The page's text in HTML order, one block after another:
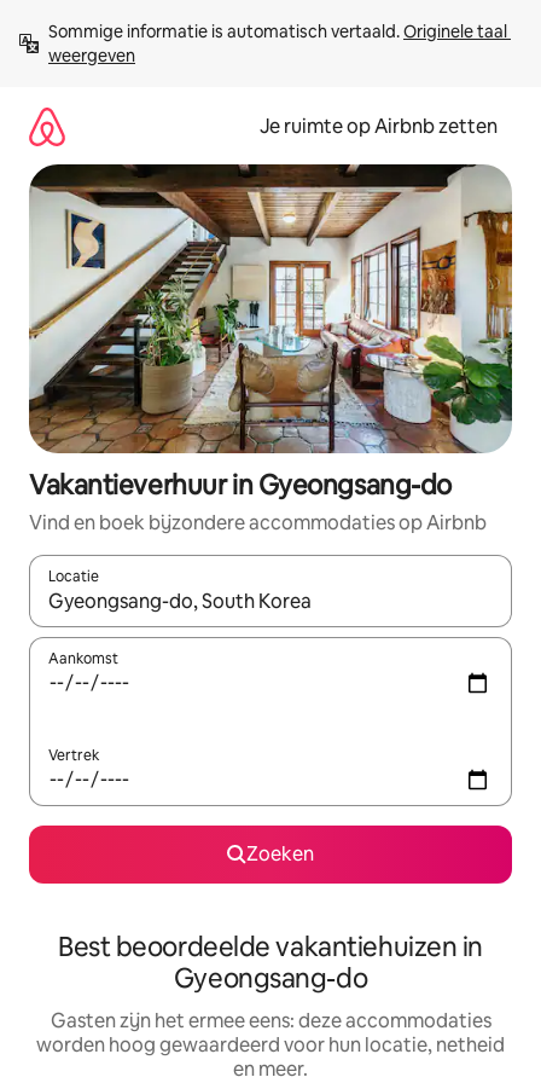
direct
naar
Sommige informatie is automatisch vertaald. Originele taal
weergeven
Je ruimte op Airbnb zetten
Vakantieverhuur in Gyeongsang-do
Vind en boek bijzondere accommodaties op Airbnb
Locatie
Wanneer er suggesties beschikbaar zijn, maak je een keuze
Aankomst
Vertrek
Zoeken
Best beoordeelde vakantiehuizen in
Gyeongsang-do
Gasten zijn het ermee eens: deze accommodaties
worden hoog gewaardeerd voor hun locatie, netheid
en meer.